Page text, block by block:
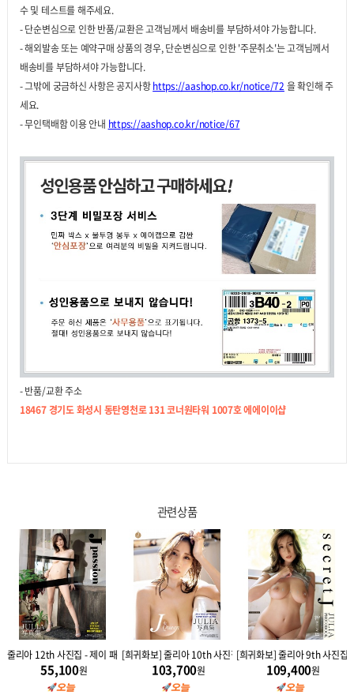
수 및 테스트를 해주세요.
- 단순변심으로 인한 반품/교환은 고객님께서 배송비를 부담하셔야 가능합니다.
- 해외발송 또는 예약구매 상품의 경우, 단순변심으로 인한 '주문취소'는 고객님께서
배송비를 부담하셔야 가능합니다.
- 그밖에 궁금하신 사항은 공지사항https://aashop.co.kr/notice/72 을 확인해 주
세요.
- 무인택배함 이용 안내 https://aashop.co.kr/notice/67
- 반품/교환 주소
18467 경기도 화성시 동탄영천로 131 코너원타워 1007호 에에이이샵
관련상품
J JEWEL
줄리아 12th 사진집 - 제이 패션
55,100원
[희귀화보] 줄리아 10th 사진집 - 제이퀸 J Queen
103,700원
[희귀화보] 줄리아 9th 사진집
109,400원